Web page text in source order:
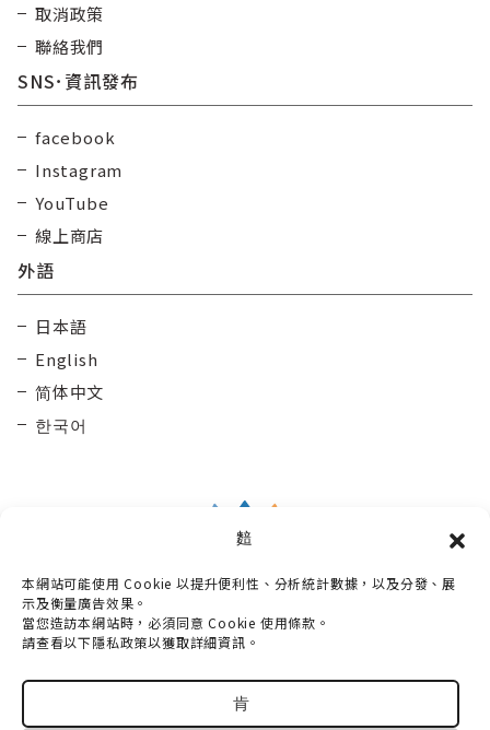
䴺
本網站可能使用 Cookie 以提升便利性、分析統計數據，以及分發、展
示及衡量廣告效果。
當您造訪本網站時，必須同意 Cookie 使用條款。
請查看以下隱私政策以獲取詳細資訊。
肯
取消政策
聯絡我們
SNS･資訊發布
facebook
Instagram
YouTube
線上商店
外語
日本語
English
简体中文
한국어
Taisetsu Kamui Mintara DMO
〒070-0030
北海道旭川市宮下通10丁目3番2號 Maruun Hall 3樓
電話：0166-73-6968